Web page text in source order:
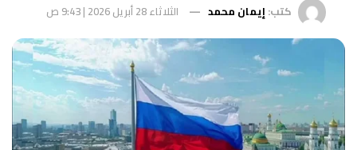
كتب: إيمان محمد الثلاثاء 28 أبريل 2026 | 9:43 ص